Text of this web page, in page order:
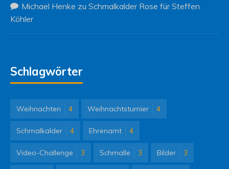
Michael Henke zu Schmalkalder Rose für Steffen
Köhler
Schlagwörter
Weihnachten 4 Weihnachtsturnier 4
Schmalkalder 4 Ehrenamt 4
Video-Challenge 3 Schmalle 3 Bilder 3